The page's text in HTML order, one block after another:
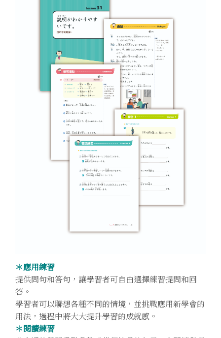
＊應用練習
提供問句和答句，讓學習者可自由選擇練習提問和回
答。
學習者可以聯想各種不同的情境，並挑戰應用新學會的
用法，過程中將大大提升學習的成就感。
＊閱讀練習